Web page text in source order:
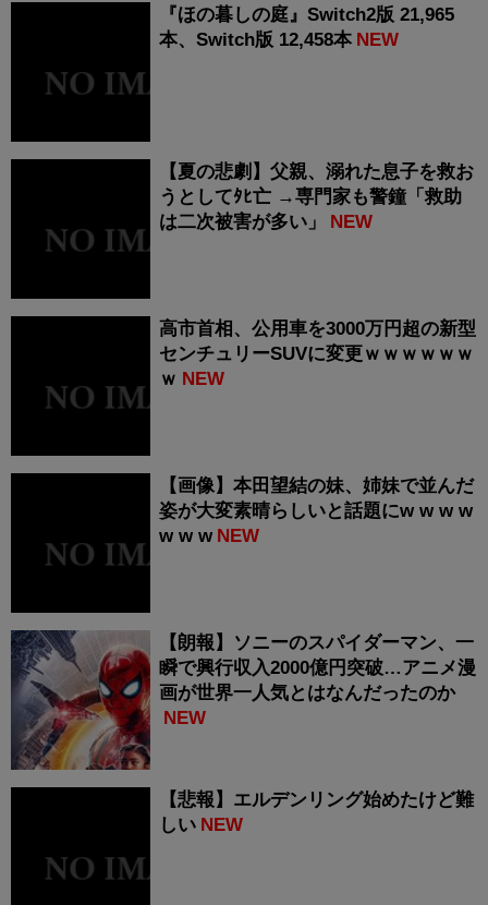
『ほの暮しの庭』Switch2版 21,965
本、Switch版 12,458本 NEW
【夏の悲劇】父親、溺れた息子を救お
うとしてﾀﾋ亡 →専門家も警鐘「救助
は二次被害が多い」
NEW
高市首相、公用車を3000万円超の新型
センチュリーSUVに変更ｗｗｗｗｗｗ
ｗ NEW
【画像】本田望結の妹、姉妹で並んだ
姿が大変素晴らしいと話題にw w w w
w w w NEW
【朗報】ソニーのスパイダーマン、一
瞬で興行収入2000億円突破…アニメ漫
画が世界一人気とはなんだったのか
NEW
【悲報】エルデンリング始めたけど難
しい NEW